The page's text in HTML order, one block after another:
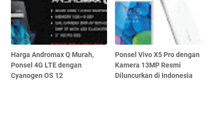
Harga Andromax Q Murah,
Ponsel 4G LTE dengan
Cyanogen OS 12
Ponsel Vivo X5 Pro dengan
Kamera 13MP Resmi
Diluncurkan di Indonesia